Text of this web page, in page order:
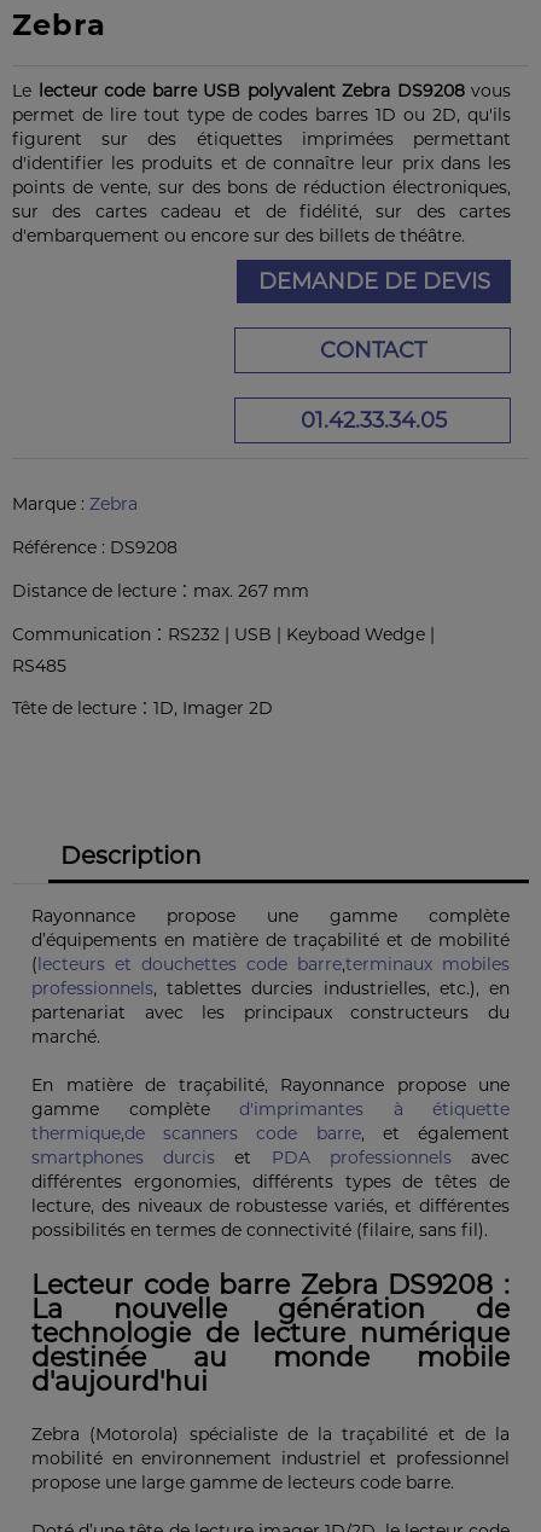
Zebra
Le lecteur code barre USB polyvalent Zebra DS9208vous
permet de lire tout type de codes barres 1D ou 2D, qu'ils
figurent sur des étiquettes imprimées permettant
d'identifier les produits et de connaître leur prix dans les
points de vente, sur des bons de réduction électroniques,
sur des cartes cadeau et de fidélité, sur des cartes
d'embarquement ou encore sur des billets de théâtre.
DEMANDE DE DEVIS
CONTACT
01.42.33.34.05
Marque : Zebra
Référence : DS9208
Distance de lecture : max. 267 mm
Communication : RS232 | USB | Keyboad Wedge |
RS485
Tête de lecture : 1D, Imager 2D
Description
Rayonnance propose une gamme complète
d’équipements en matière de traçabilité et de mobilité
(lecteurs et douchettes code barre,terminaux mobiles
professionnels, tablettes durcies industrielles, etc.), en
partenariat avec les principaux constructeurs du
marché.
En matière de traçabilité, Rayonnance propose une
gamme complète d'imprimantes à étiquette
thermique,de scanners code barre, et également
smartphones durcis et PDA professionnelsavec
différentes ergonomies, différents types de têtes de
lecture, des niveaux de robustesse variés, et différentes
possibilités en termes de connectivité (filaire, sans fil).
Lecteur code barre Zebra DS9208 :
La nouvelle génération de
technologie de lecture numérique
destinée au monde mobile
d'aujourd'hui
Zebra (Motorola) spécialiste de la traçabilité et de la
mobilité en environnement industriel et professionnel
propose une large gamme de lecteurs code barre.